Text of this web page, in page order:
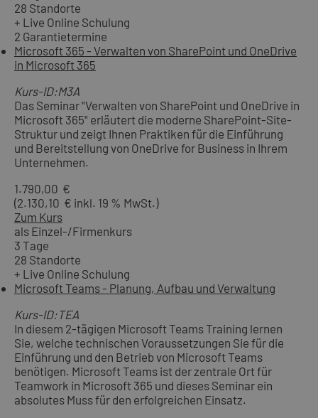
28 Standorte
+ Live Online Schulung
2 Garantietermine
Microsoft 365 - Verwalten von SharePoint und OneDrive
in Microsoft 365
Kurs-ID:M3A
Das Seminar "Verwalten von SharePoint und OneDrive in
Microsoft 365" erläutert die moderne SharePoint-Site-
Struktur und zeigt Ihnen Praktiken für die Einführung
und Bereitstellung von OneDrive for Business in Ihrem
Unternehmen.
1.790,00 €
(2.130,10 € inkl. 19 % MwSt.)
Zum Kurs
als Einzel-/Firmenkurs
3 Tage
28 Standorte
+ Live Online Schulung
Microsoft Teams - Planung, Aufbau und Verwaltung
Kurs-ID:TEA
In diesem 2-tägigen Microsoft Teams Training lernen
Sie, welche technischen Voraussetzungen Sie für die
Einführung und den Betrieb von Microsoft Teams
benötigen. Microsoft Teams ist der zentrale Ort für
Teamwork in Microsoft 365 und dieses Seminar ein
absolutes Muss für den erfolgreichen Einsatz.